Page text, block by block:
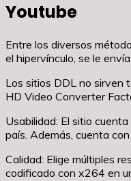
Youtube
Entre los diversos
el hipervínculo, se le
Los sitios DDL no sirven
HD Video Converter
Usabilidad: El sitio
país. Además, cuenta
Calidad: Elige múltiples
codificado con x264 en